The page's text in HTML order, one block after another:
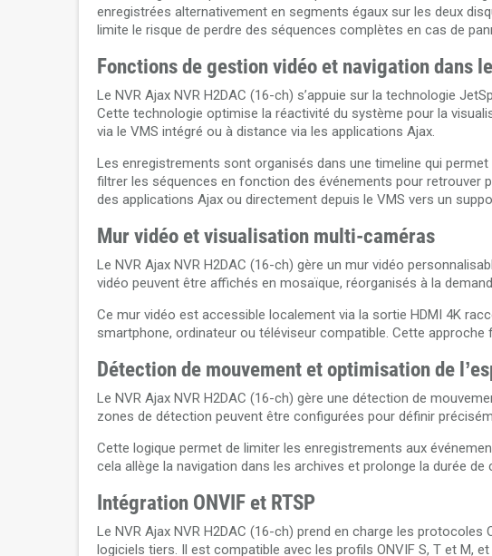
enregistrées alternativement en segments égaux sur les deux
limite le risque de perdre des séquences complètes en cas de
Fonctions de gestion vidéo et navigation dans
Le NVR Ajax NVR H2DAC (16-ch) s’appuie sur la technologie
Cette technologie optimise la réactivité du système pour la
via le VMS intégré ou à distance via les applications Ajax.
Les enregistrements sont organisés dans une timeline qui
filtrer les séquences en fonction des événements pour retrouver
des applications Ajax ou directement depuis le VMS vers un
Mur vidéo et visualisation multi-caméras
Le NVR Ajax NVR H2DAC (16-ch) gère un mur vidéo
vidéo peuvent être affichés en mosaïque, réorganisés à la
Ce mur vidéo est accessible localement via la sortie HDMI 4K
smartphone, ordinateur ou téléviseur compatible. Cette approche
Détection de mouvement et optimisation de
Le NVR Ajax NVR H2DAC (16-ch) gère une détection de
zones de détection peuvent être configurées pour définir
Cette logique permet de limiter les enregistrements aux
cela allège la navigation dans les archives et prolonge la durée
Intégration ONVIF et RTSP
Le NVR Ajax NVR H2DAC (16-ch) prend en charge les
logiciels tiers. Il est compatible avec les profils ONVIF S, T et M,